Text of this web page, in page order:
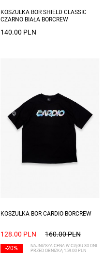
KOSZULKA BOR SHIELD CLASSIC
CZARNO BIAŁA BORCREW
140.00 PLN
KOSZULKA BOR CARDIO BORCREW
128.00 PLN 160.00 PLN
-20%
NAJNIŻSZA CENA W CIĄGU 30 DNI
PRZED OBNIŻKĄ 159.00 PLN